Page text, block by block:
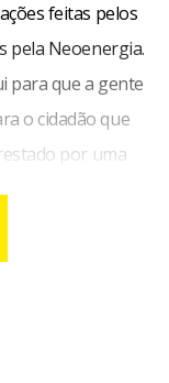
feitas pelos
pela Neoenergia.
para que a gente
o cidadão que
por uma
Muitas são